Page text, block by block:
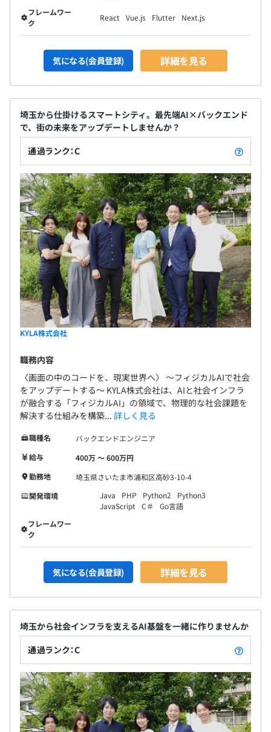
フレームワー
ク
React Vue.js Flutter Next.js
気になる(会員登録) 詳細を見る
埼玉から仕掛けるスマートシティ。最先端AI×バックエンド
で、街の未来をアップデートしませんか？
通過ランク：C
KYLA株式会社
職務内容
〈画面の中のコードを、現実世界へ〉 ～フィジカルAIで社会
をアップデートする～ KYLA株式会社は、AIと社会インフラ
が融合する「フィジカルAI」の領域で、物理的な社会課題を
解決する仕組みを構築... 詳しく見る
職種名
バックエンドエンジニア
給与
400万 〜 600万円
勤務地
埼玉県さいたま市浦和区高砂3-10-4
開発環境
Java PHP Python2
Python3
JavaScript
C＃
Go言語
フレームワー
ク
気になる(会員登録) 詳細を見る
埼玉から社会インフラを支えるAI基盤を一緒に作りませんか
通過ランク：C